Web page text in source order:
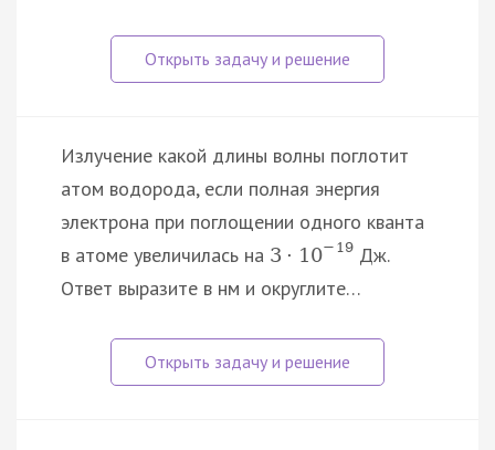
Излучение какой длины волны поглотит
атом водорода, если полная энергия
электрона при поглощении одного кванта
в атоме увеличилась на 3 · 10− 19Дж.
Ответ выразите в нм и округлите…